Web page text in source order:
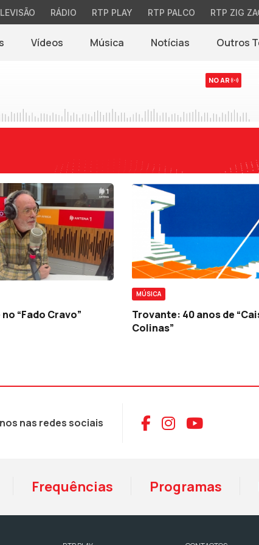
RÁDIO RTP PLAY RTP PALCO RTP ZIG
Vídeos Música Notícias(abre em nova
Outros
NO AR
“Fado Cravo”
MÚSICA
Trovante: 40 anos de
Colinas”
nas redes sociais Aceder ao
Aceder ao
Aceder
Frequências Programas